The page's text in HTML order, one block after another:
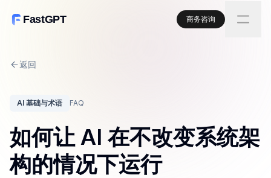
FastGPT 商务咨询
返回
AI 基础与术语 FAQ
如何让 AI 在不改变系统架
构的情况下运行